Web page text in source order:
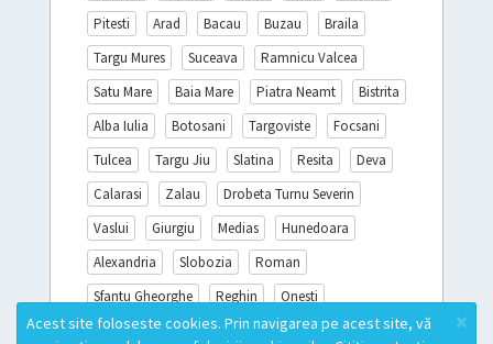
Pitesti
Arad Bacau Buzau
Braila
Targu Mures
Suceava
Ramnicu Valcea
Satu Mare
Baia Mare Piatra Neamt
Bistrita
Alba Iulia
Botosani Targoviste
Focsani
Tulcea
Targu Jiu Slatina Resita
Deva
Calarasi
Zalau
Drobeta Turnu Severin
Vaslui
Giurgiu Medias
Hunedoara
Alexandria
Slobozia
Roman
Sfantu Gheorghe
Reghin
Onesti
Sighisoara
Miercurea Ciuc Turda ×
Acest site foloseste cookies. Prin navigarea pe acest site, vă